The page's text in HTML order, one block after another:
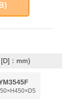
：mm)